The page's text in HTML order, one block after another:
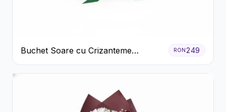
Buchet Soare cu Crizanteme
Galbene și Trandafiri Albi
RON249